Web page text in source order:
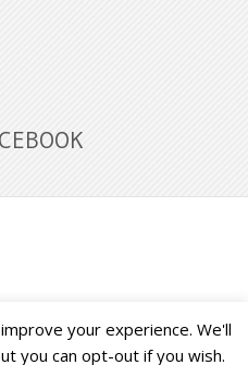
Back to Top ↑
your experience. We'll
you can opt-out if you wish.